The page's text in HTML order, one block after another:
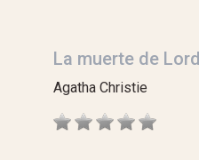
La muerte de
Agatha Christie